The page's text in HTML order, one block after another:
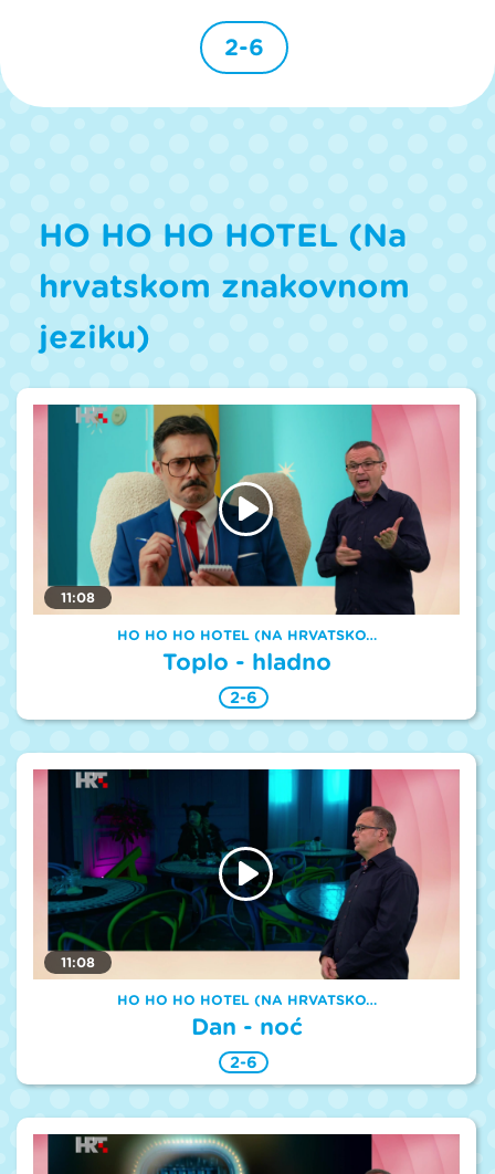
2-6
HO HO HO HOTEL (Na
hrvatskom znakovnom
jeziku)
11:08
HO HO HO HOTEL (NA HRVATSKO…
Toplo - hladno
2-6
11:08
HO HO HO HOTEL (NA HRVATSKO…
Dan - noć
2-6